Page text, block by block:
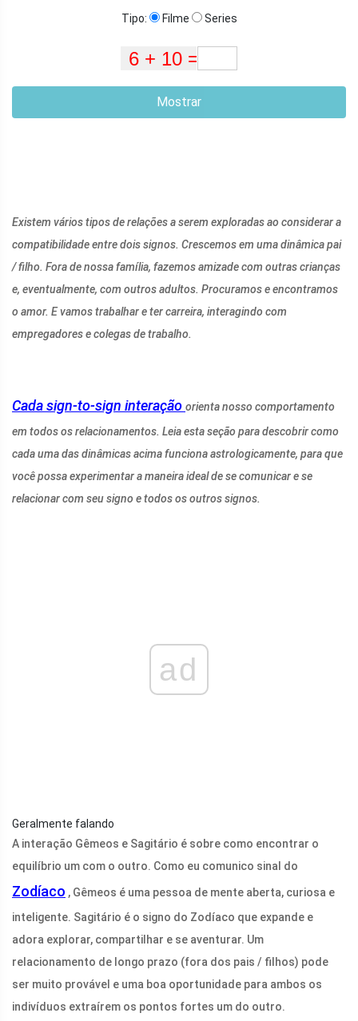
Tipo: Filme Series
Mostrar
Existem vários tipos de relações a serem exploradas ao considerar a
compatibilidade entre dois signos. Crescemos em uma dinâmica pai
/ filho. Fora de nossa família, fazemos amizade com outras crianças
e, eventualmente, com outros adultos. Procuramos e encontramos
o amor. E vamos trabalhar e ter carreira, interagindo com
empregadores e colegas de trabalho.
Cada sign-to-sign interação orienta nosso comportamento
em todos os relacionamentos. Leia esta seção para descobrir como
cada uma das dinâmicas acima funciona astrologicamente, para que
você possa experimentar a maneira ideal de se comunicar e se
relacionar com seu signo e todos os outros signos.
ad
Geralmente falando
A interação Gêmeos e Sagitário é sobre como encontrar o
equilíbrio um com o outro. Como eu comunico sinal do
Zodíaco , Gêmeos é uma pessoa de mente aberta, curiosa e
inteligente. Sagitário é o signo do Zodíaco que expande e
adora explorar, compartilhar e se aventurar. Um
relacionamento de longo prazo (fora dos pais / filhos) pode
ser muito provável e uma boa oportunidade para ambos os
indivíduos extraírem os pontos fortes um do outro.